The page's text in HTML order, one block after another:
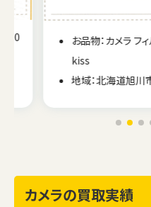
お品物：カメラ フ
S260years
地域：長崎県長崎
カメラの買取実績